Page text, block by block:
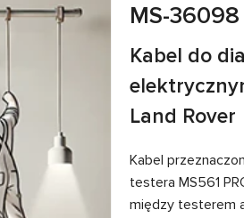
MS-36098
Kabel do
Land Rover
Kabel
testera MS561
między testerem